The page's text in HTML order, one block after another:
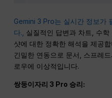
Gemini 3 Pro는 실시간 정보가
다., 실질적인 답변과 차트, 수
샷에 대한 정확한 해석을 제공
긴밀한 연동으로 문서, 스프레
로우에 이상적입니다.
쌍둥이자리 3 Pro 승리: